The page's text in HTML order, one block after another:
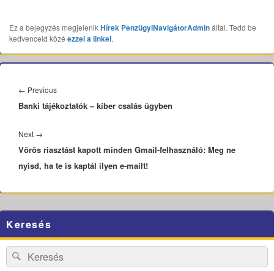
Ez a bejegyzés megjelenikHírek PenzügyiNavigátorAdmináltal. Tedd be
kedvenceid közé ezzel a linkel.
navigáció
← PreviousPrevious
post:
Banki tájékoztatók – kiber csalás ügyben
Next →
post:
Vörös riasztást kapott minden Gmail-felhasználó: Meg ne
nyisd, ha te is kaptál ilyen e-mailt!
Sidebar
Widget
Area
Keresés
Search
for:
Search